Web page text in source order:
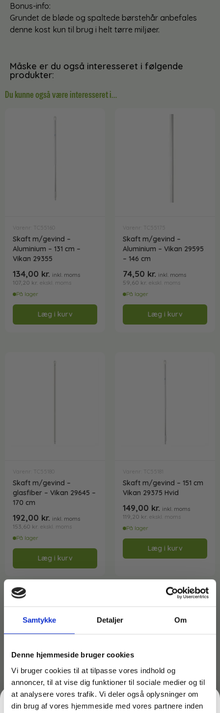
Samtykke Detaljer Om
Denne hjemmeside bruger cookies
Vi bruger cookies til at tilpasse vores indhold og
annoncer, til at vise dig funktioner til sociale medier og til
at analysere vores trafik. Vi deler også oplysninger om
din brug af vores hjemmeside med vores partnere inden
Bonus-info:
Grundet de bløde og spaltede børstehår anbefales
denne kost kun til brug i helt tørre miljøer.
Måske er du også interesseret i følgende
produkter:
Du kunne også være interesseret i…
Varenr: TC55160
Skaft m/gevind –
Aluminium – 131 cm –
Vikan 29355
134,00 kr. inkl. moms
107,20 kr. ekskl. moms
På lager
Læg i kurv
Varenr: TC55175
Skaft m/gevind –
Aluminium – Vikan 29595
– 146 cm
74,50 kr. inkl. moms
59,60 kr. ekskl. moms
På lager
Læg i kurv
Varenr: TC55180
Skaft m/gevind –
glasfiber – Vikan 29645 –
170 cm
192,00 kr. inkl. moms
153,60 kr. ekskl. moms
På lager
Læg i kurv
Varenr: TC55181
Skaft m/gevind – 151 cm
Vikan 29375 Hvid
149,00 kr. inkl. moms
119,20 kr. ekskl. moms
På lager
Læg i kurv